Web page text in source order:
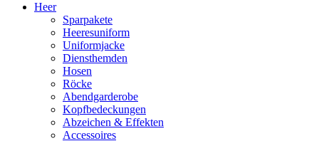
Heer
Sparpakete
Heeresuniform
Uniformjacke
Diensthemden
Hosen
Röcke
Abendgarderobe
Kopfbedeckungen
Abzeichen & Effekten
Accessoires